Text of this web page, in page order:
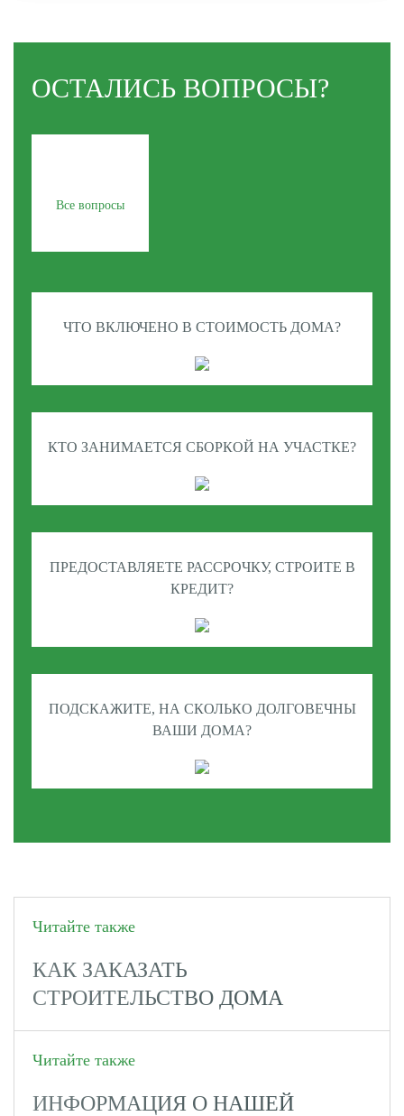
ОСТАЛИСЬ ВОПРОСЫ?
Все вопросы
ЧТО ВКЛЮЧЕНО В СТОИМОСТЬ ДОМА?
КТО ЗАНИМАЕТСЯ СБОРКОЙ НА УЧАСТКЕ?
ПРЕДОСТАВЛЯЕТЕ РАССРОЧКУ, СТРОИТЕ В
КРЕДИТ?
ПОДСКАЖИТЕ, НА СКОЛЬКО ДОЛГОВЕЧНЫ
ВАШИ ДОМА?
Читайте также
КАК ЗАКАЗАТЬ
СТРОИТЕЛЬСТВО ДОМА
Читайте также
ИНФОРМАЦИЯ О НАШЕЙ